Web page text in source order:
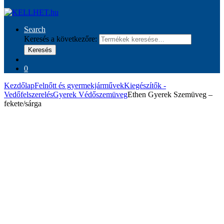
Search
Keresés a következőre:
Keresés
0
KezdőlapFelnőtt és gyermekjárművekKiegészítők -
VedőfelszerelésGyerek VédőszemüvegEthen Gyerek Szemüveg –
fekete/sárga